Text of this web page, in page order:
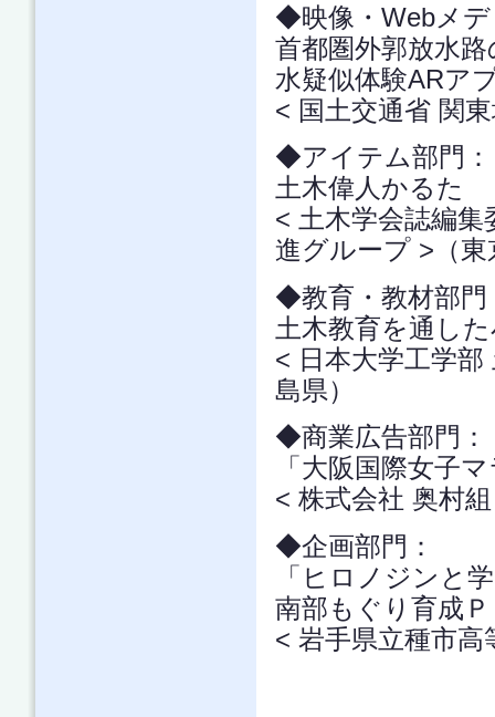
◆映像・Webメ
首都圏外郭放水
水疑似体験ARア
< 国土交通省 関
◆アイテム部門
土木偉人かるた
< 土木学会誌編
進グループ >（東
◆教育・教材部
土木教育を通し
< 日本大学工学
島県）
◆商業広告部門
「大阪国際女子
< 株式会社 奥村
◆企画部門：
「ヒロノジンと
南部もぐり育成
< 岩手県立種市高